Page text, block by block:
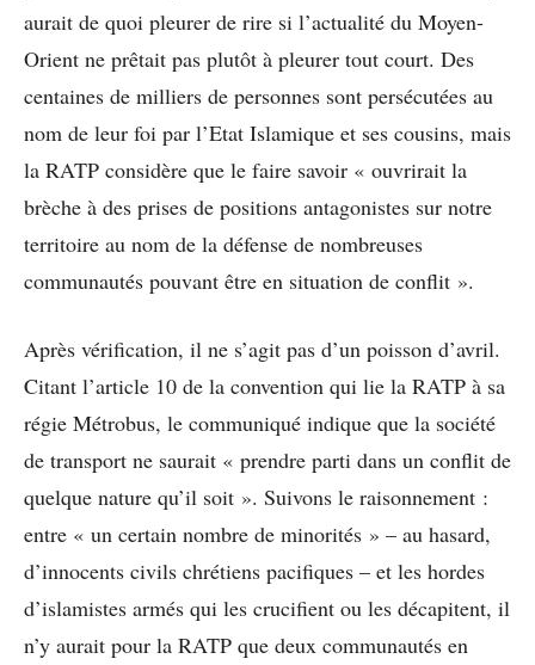
aurait de quoi pleurer de rire si l’actualité du Moyen-
Orient ne prêtait pas plutôt à pleurer tout court. Des
centaines de milliers de personnes sont persécutées au
nom de leur foi par l’Etat Islamique et ses cousins, mais
la RATP considère que le faire savoir « ouvrirait la
brèche à des prises de positions antagonistes sur notre
territoire au nom de la défense de nombreuses
communautés pouvant être en situation de conflit ».
Après vérification, il ne s’agit pas d’un poisson d’avril.
Citant l’article 10 de la convention qui lie la RATP à sa
régie Métrobus, le communiqué indique que la société
de transport ne saurait « prendre parti dans un conflit de
quelque nature qu’il soit ». Suivons le raisonnement :
entre « un certain nombre de minorités » – au hasard,
d’innocents civils chrétiens pacifiques – et les hordes
d’islamistes armés qui les crucifient ou les décapitent, il
n’y aurait pour la RATP que deux communautés en